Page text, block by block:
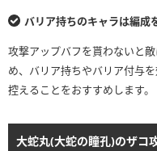
バリア持ちのキャラは編成
攻撃アップバフを貰わないと
め、バリア持ちやバリア付与
控えることをおすすめします。
大蛇丸(大蛇の瞳孔)のザコ